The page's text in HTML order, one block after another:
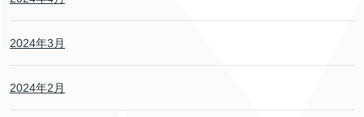
2024年3月
2024年2月